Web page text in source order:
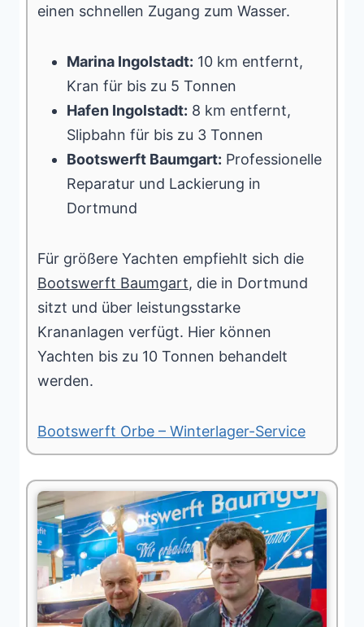
einen schnellen Zugang zum Wasser.
Marina Ingolstadt: 10 km entfernt,
Kran für bis zu 5 Tonnen
Hafen Ingolstadt: 8 km entfernt,
Slipbahn für bis zu 3 Tonnen
Bootswerft Baumgart: Professionelle
Reparatur und Lackierung in
Dortmund
Für größere Yachten empfiehlt sich die
Bootswerft Baumgart, die in Dortmund
sitzt und über leistungsstarke
Krananlagen verfügt. Hier können
Yachten bis zu 10 Tonnen behandelt
werden.
Bootswerft Orbe – Winterlager-Service